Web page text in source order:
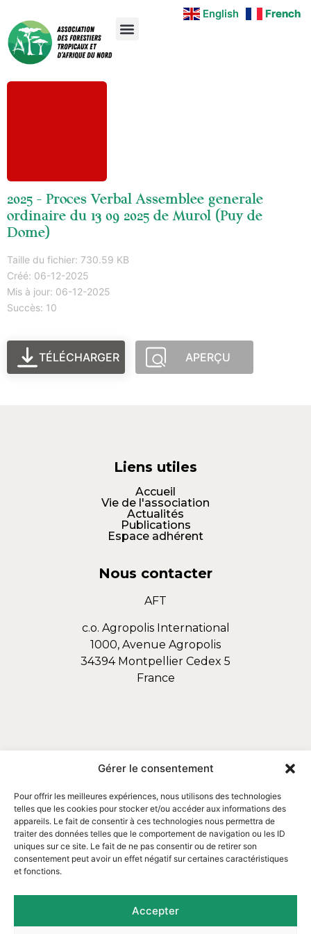
Gérer le consentement
Pour offrir les meilleures expériences, nous utilisons des technologies
telles que les cookies pour stocker et/ou accéder aux informations des
appareils. Le fait de consentir à ces technologies nous permettra de
traiter des données telles que le comportement de navigation ou les ID
uniques sur ce site. Le fait de ne pas consentir ou de retirer son
consentement peut avoir un effet négatif sur certaines caractéristiques
et fonctions.
Accepter
2025 - Proces Verbal Assemblee generale
ordinaire du 13 09 2025 de Murol (Puy de
Dome)
Taille du fichier: 730.59 KB
Créé: 06-12-2025
Mis à jour: 06-12-2025
Succès: 10
TÉLÉCHARGER APERÇU
Email : contact@assofortrop.fr​
Liens utiles
Accueil
Vie de l'association
Actualités
Publications
Espace adhérent
Nous contacter
AFT
c.o. Agropolis International
1000, Avenue Agropolis
34394 Montpellier Cedex 5
France
English French
English French